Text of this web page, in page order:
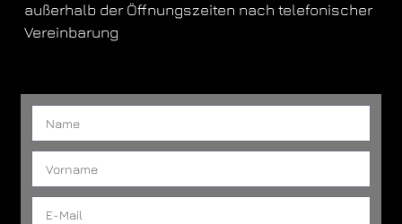
außerhalb der Öffnungszeiten nach telefonischer
Vereinbarung